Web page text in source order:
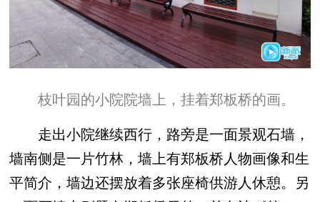
枝叶园的小院院墙上，挂着郑板桥的画。
走出小院继续西行，路旁是一面景观石墙，
墙南侧是一片竹林，墙上有郑板桥人物画像和生
平简介，墙边还摆放着多张座椅供游人休憩。另